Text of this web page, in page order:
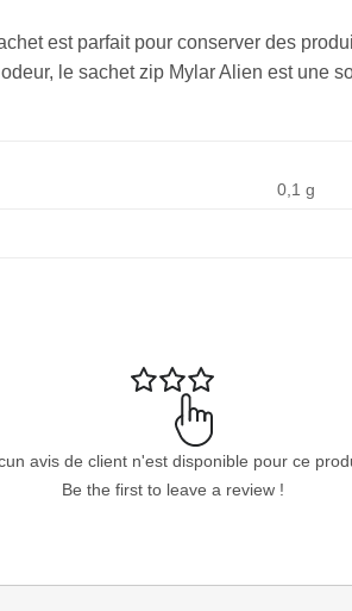
est parfait pour conserver des
le sachet zip Mylar Alien est une
0,1 g
avis de client n'est disponible pour ce
Be the first to leave a review !